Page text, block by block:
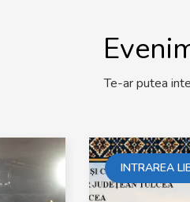
Te-ar putea
INTRAREA